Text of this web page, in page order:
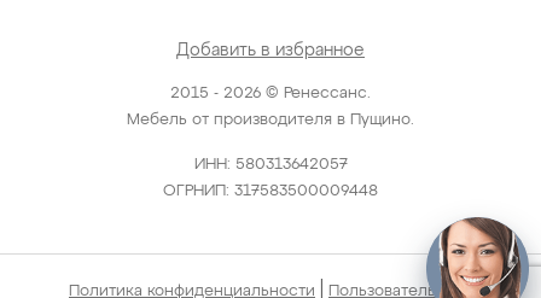
2015 - 2026 © Ренессанс.
Мебель от производителя в Пущино.
ИНН: 580313642057
ОГРНИП: 317583500009448
Добавить в избранное
Политика конфиденциальности Пользовательское